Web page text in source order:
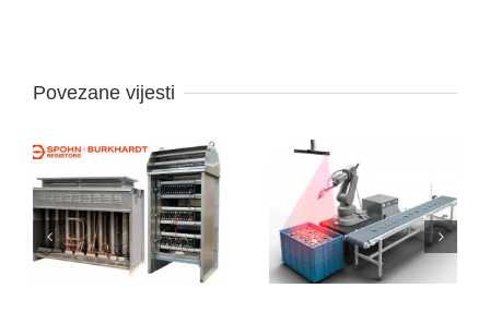
Povezane vijesti